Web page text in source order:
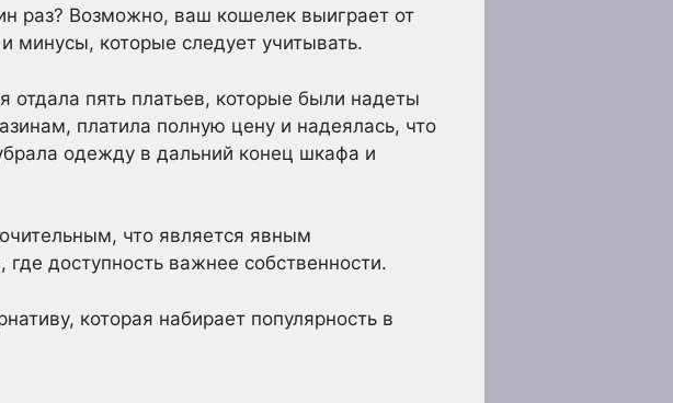
раз? Возможно, ваш кошелек выиграет от
которые следует учитывать.
пять платьев, которые были надеты
платила полную цену и надеялась, что
одежду в дальний конец шкафа и
что является явным
доступность важнее собственности.
которая набирает популярность в